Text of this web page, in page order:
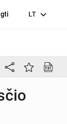
LT expand_more